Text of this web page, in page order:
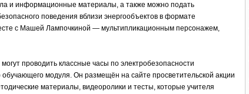
и информационные материалы, а также можно подать
поведения вблизи энергообъектов в формате
с Машей Лампочкиной — мультипликационным персонажем,
проводить классные часы по электробезопасности
модуля. Он размещён на сайте просветительской акции
материалы, видеоролики и тесты, которые учителя